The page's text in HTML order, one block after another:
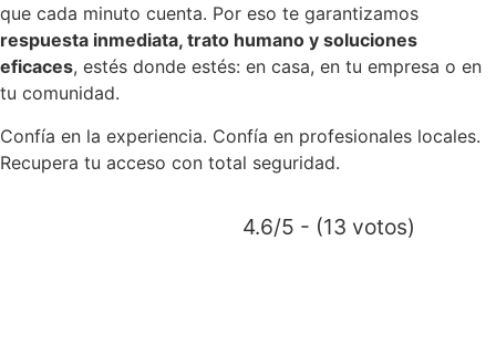
que cada minuto cuenta. Por eso te garantizamos
respuesta inmediata, trato humano y soluciones
eficaces, estés donde estés: en casa, en tu empresa o en
tu comunidad.
Confía en la experiencia. Confía en profesionales locales.
Recupera tu acceso con total seguridad.
4.6/5 - (13 votos)